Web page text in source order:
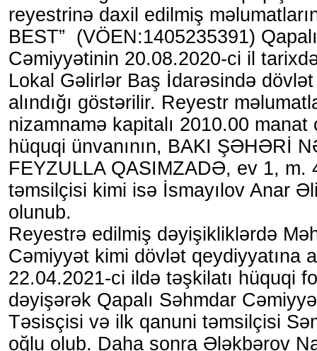
reyestrinə daxil edilmiş
BEST” (VÖEN:1405235391)
Cəmiyyətinin 20.08.2020-ci il
Lokal Gəlirlər Baş İdarəsində
alındığı göstərilir. Reyestr
nizamnamə kapitalı 2010.00 manat
hüquqi ünvanının, BAKI ŞƏHƏRİ
FEYZULLA QASIMZADƏ, ev 1, m.
təmsilçisi kimi isə İsmayılov Anar
olunub.
Reyestrə edilmiş dəyişikliklərdə
Cəmiyyət kimi dövlət qeydiyyatına
22.04.2021-ci ildə təşkilatı hüquqi
dəyişərək Qapalı Səhmdar
Təsisçisi və ilk qanuni təmsilçisi
oğlu olub. Daha sonra Ələkbərov